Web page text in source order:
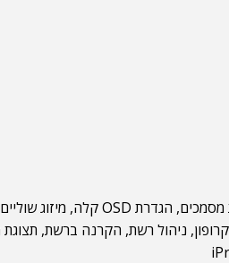
הגדרת OSDקלה, מיזוג
ניהול רשת, הקרנה ברשת,